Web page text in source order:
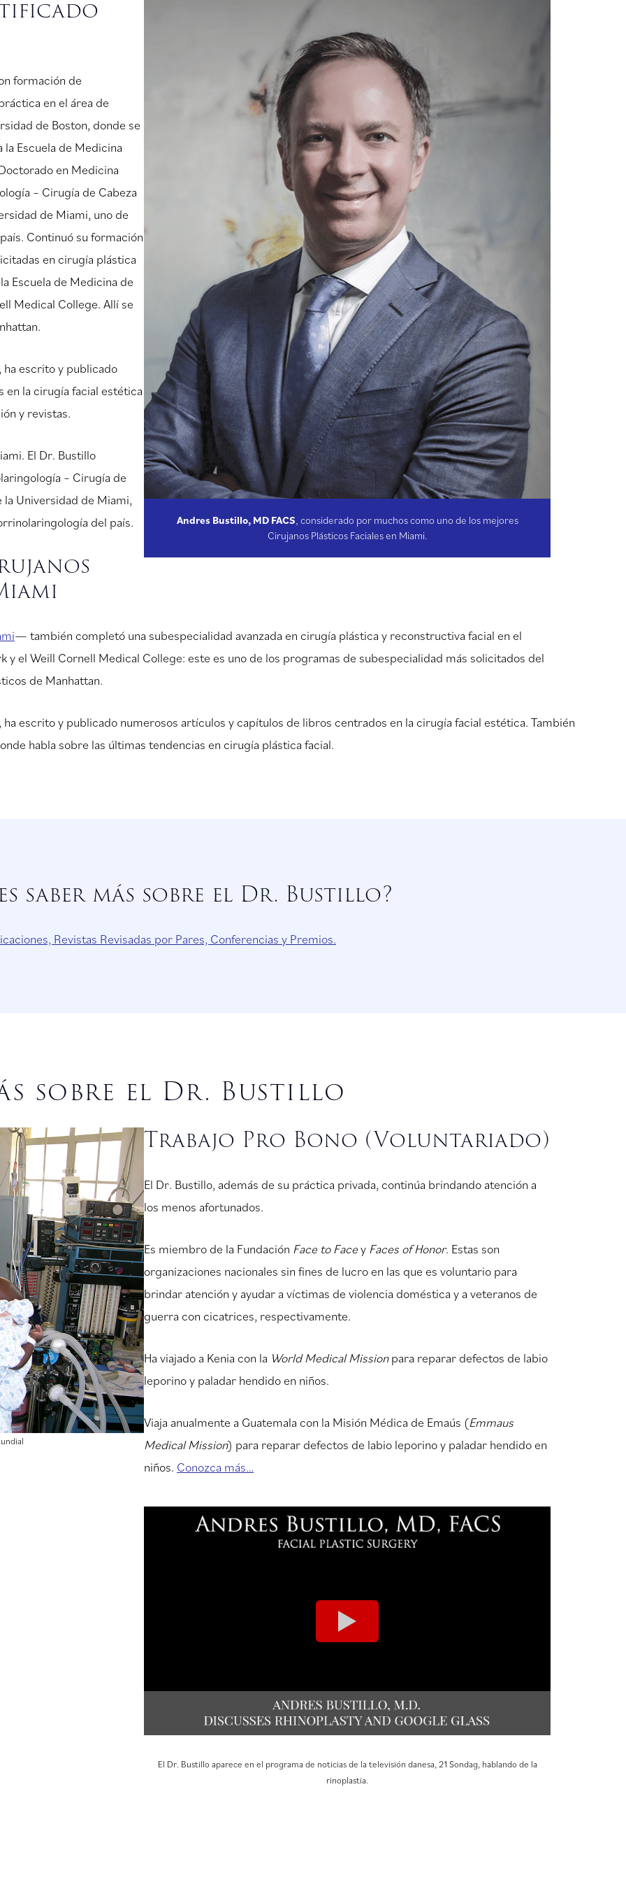
formación de
en el área de
de Boston, donde se
Escuela de Medicina
en Medicina
– Cirugía de Cabeza
de Miami, uno de
Continuó su formación
en cirugía plástica
Escuela de Medicina de
Medical College. Allí se
escrito y publicado
la cirugía facial estética
y revistas.
El Dr. Bustillo
– Cirugía de
la Universidad de Miami,
del país.
Andres Bustillo, MD FACS, considerado por muchos como uno de los mejores
Cirujanos Plásticos Faciales en Miami.
— también completó una subespecialidad avanzada en cirugía plástica y reconstructiva facial en el
y el Weill Cornell Medical College: este es uno de los programas de subespecialidad más solicitados del
de Manhattan.
escrito y publicado numerosos artículos y capítulos de libros centrados en la cirugía facial estética. También
habla sobre las últimas tendencias en cirugía plástica facial.
saber más sobre el Dr. Bustillo?
Revistas Revisadas por Pares, Conferencias y Premios.
sobre el Dr. Bustillo
Trabajo Pro Bono (Voluntariado)
El Dr. Bustillo, además de su práctica privada, continúa brindando atención a
los menos afortunados.
Es miembro de la Fundación Face to Facey Faces of Honor. Estas son
organizaciones nacionales sin fines de lucro en las que es voluntario para
brindar atención y ayudar a víctimas de violencia doméstica y a veteranos de
guerra con cicatrices, respectivamente.
Ha viajado a Kenia con la World Medical Missionpara reparar defectos de labio
leporino y paladar hendido en niños.
Viaja anualmente a Guatemala con la Misión Médica de Emaús (Emmaus
Medical Mission) para reparar defectos de labio leporino y paladar hendido en
niños. Conozca más…
El Dr. Bustillo aparece en el programa de noticias de la televisión danesa, 21 Sondag, hablando de la
rinoplastia.